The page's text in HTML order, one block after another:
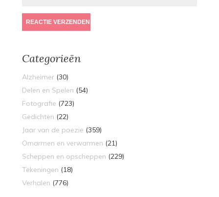
Categorieën
Alzheimer(30)
Delen en Spelen (54)
Fotografie (723)
Gedichten (22)
Jaar van de poezie (359)
Omarmen en verwarmen (21)
Scheppen en opscheppen (229)
Tekeningen (18)
Verhalen (776)